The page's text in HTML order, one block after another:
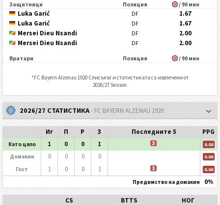
Защитници
Позиция / 90 мин
Luka Garić DF
1.67
Luka Garić
DF
1.67
Mersei Dieu Nsandi
DF
2.00
Mersei Dieu Nsandi
DF 2.00
Вратари Позиция / 90 мин
*FC Bayern Alzenau 1920Списъкът и статистиката са извлечени от
2026/27 Season
2026/27 СТАТИСТИКА- FC BAYERN ALZENAU 1920
Иг П P З Последните 5 PPG
Като цяло 1 0 0 1 З 0.00
Домакин 0 0 0 0 0.00
Гост 1 0 0 1 З 0.00
Предимство на домакин 0%
CS BTTS НОГ